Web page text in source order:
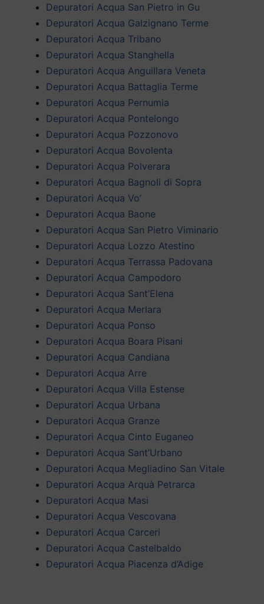
Depuratori Acqua San Pietro in Gu
Depuratori Acqua Galzignano Terme
Depuratori Acqua Tribano
Depuratori Acqua Stanghella
Depuratori Acqua Anguillara Veneta
Depuratori Acqua Battaglia Terme
Depuratori Acqua Pernumia
Depuratori Acqua Pontelongo
Depuratori Acqua Pozzonovo
Depuratori Acqua Bovolenta
Depuratori Acqua Polverara
Depuratori Acqua Bagnoli di Sopra
Depuratori Acqua Vo’
Depuratori Acqua Baone
Depuratori Acqua San Pietro Viminario
Depuratori Acqua Lozzo Atestino
Depuratori Acqua Terrassa Padovana
Depuratori Acqua Campodoro
Depuratori Acqua Sant’Elena
Depuratori Acqua Merlara
Depuratori Acqua Ponso
Depuratori Acqua Boara Pisani
Depuratori Acqua Candiana
Depuratori Acqua Arre
Depuratori Acqua Villa Estense
Depuratori Acqua Urbana
Depuratori Acqua Granze
Depuratori Acqua Cinto Euganeo
Depuratori Acqua Sant’Urbano
Depuratori Acqua Megliadino San Vitale
Depuratori Acqua Arquà Petrarca
Depuratori Acqua Masi
Depuratori Acqua Vescovana
Depuratori Acqua Carceri
Depuratori Acqua Castelbaldo
Depuratori Acqua Piacenza d’Adige